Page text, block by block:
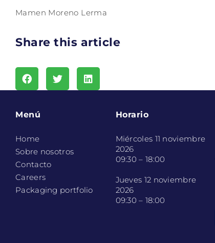
Mamen Moreno Lerma
Share this article
Menú
Home
Sobre nosotros
Contacto
Careers
Packaging portfolio
Horario
Miércoles 11 noviembre
2026
09:30 – 18:00
Jueves 12 noviembre
2026
09:30 – 18:00